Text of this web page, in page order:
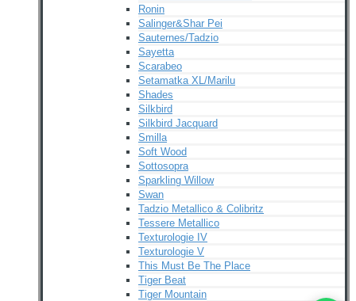
Ronin
Salinger&Shar Pei
Sauternes/Tadzio
Sayetta
Scarabeo
Setamatka XL/Marilu
Shades
Silkbird
Silkbird Jacquard
Smilla
Soft Wood
Sottosopra
Sparkling Willow
Swan
Tadzio Metallico & Colibritz
Tessere Metallico
Texturologie IV
Texturologie V
This Must Be The Place
Tiger Beat
Tiger Mountain